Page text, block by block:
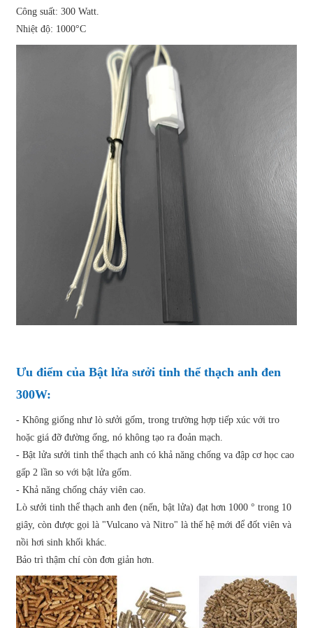
Công suất: 300 Watt.
Nhiệt độ: 1000°C
Ưu điểm của Bật lửa sưởi tinh thể thạch anh đen
300W:
- Không giống như lò sưởi gốm, trong trường hợp tiếp xúc với tro
hoặc giá đỡ đường ống, nó không tạo ra đoản mạch.
- Bật lửa sưởi tinh thể thạch anh có khả năng chống va đập cơ học cao
gấp 2 lần so với bật lửa gốm.
- Khả năng chống cháy viên cao.
Lò sưởi tinh thể thạch anh đen (nến, bật lửa) đạt hơn 1000 ° trong 10
giây, còn được gọi là "Vulcano và Nitro" là thế hệ mới để đốt viên và
nồi hơi sinh khối khác.
Bảo trì thậm chí còn đơn giản hơn.